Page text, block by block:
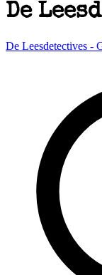
De
De Leesdetectives -